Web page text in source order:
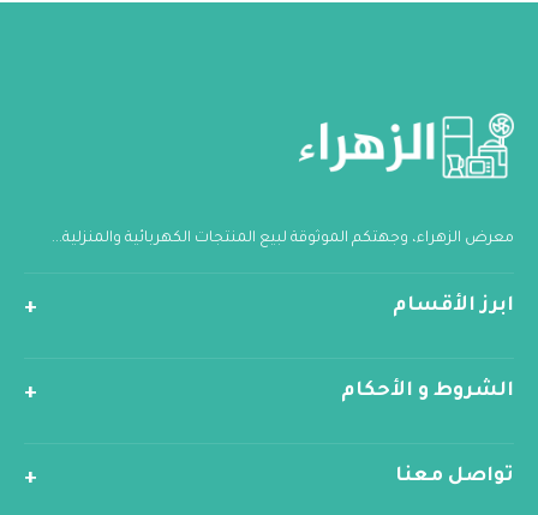
معرض الزهراء، وجهتكم الموثوقة لبيع المنتجات الكهربائية والمنزلية...
ابرز الأقسام
الشروط و الأحكام
تواصل معنا